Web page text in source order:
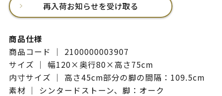
再入荷お知らせを受け取る
商品仕様
商品コード ｜ 2100000003907
サイズ ｜ 幅120×奥行80×高さ75cm
内寸サイズ ｜ 高さ45cm部分の脚の間隔：109.5cm
素材 ｜ シンタードストーン、脚：オーク